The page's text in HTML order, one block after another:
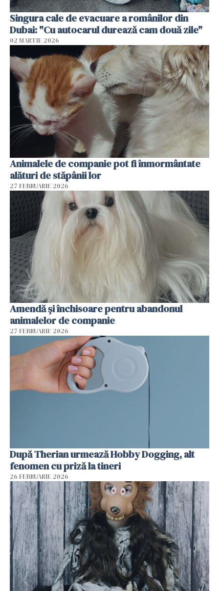
Singura cale de evacuare a românilor din
Dubai: "Cu autocarul durează cam două zile"
02 MARTIE 2026
Animalele de companie pot fi înmormântate
alături de stăpânii lor
27 FEBRUARIE 2026
Amendă și închisoare pentru abandonul
animalelor de companie
27 FEBRUARIE 2026
După Therian urmează Hobby Dogging, alt
fenomen cu priză la tineri
26 FEBRUARIE 2026